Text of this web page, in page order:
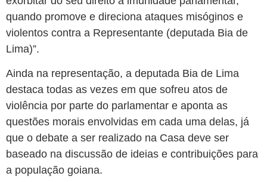
quando promove e direciona ataques misóginos e
violentos contra a Representante (deputada Bia de
Lima)”.
Ainda na representação, a deputada Bia de Lima
destaca todas as vezes em que sofreu atos de
violência por parte do parlamentar e aponta as
questões morais envolvidas em cada uma delas, já
que o debate a ser realizado na Casa deve ser
baseado na discussão de ideias e contribuições para
a população goiana.